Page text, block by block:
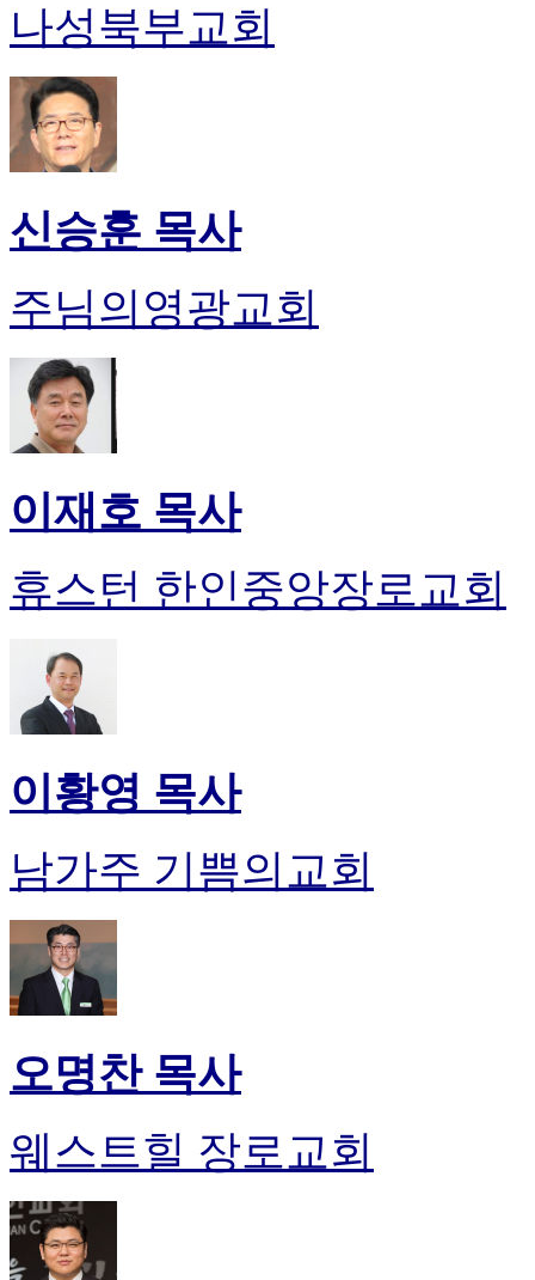
나성북부교회
신승훈 목사
주님의영광교회
이재호 목사
휴스턴 한인중앙장로교회
이황영 목사
남가주 기쁨의교회
오명찬 목사
웨스트힐 장로교회